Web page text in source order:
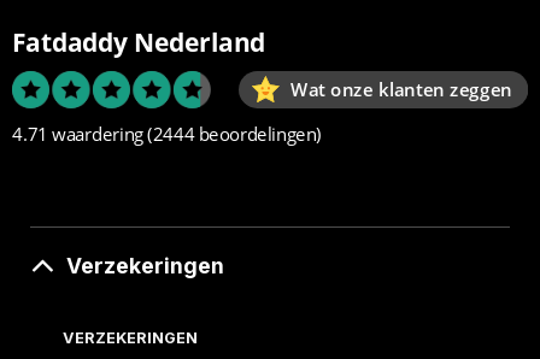
Fatdaddy Nederland
Wat onze klanten zeggen
4.71 waardering(2444 beoordelingen)
Verzekeringen
VERZEKERINGEN